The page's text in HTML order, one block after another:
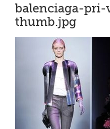
balenciaga-pri-
thumb.jpg